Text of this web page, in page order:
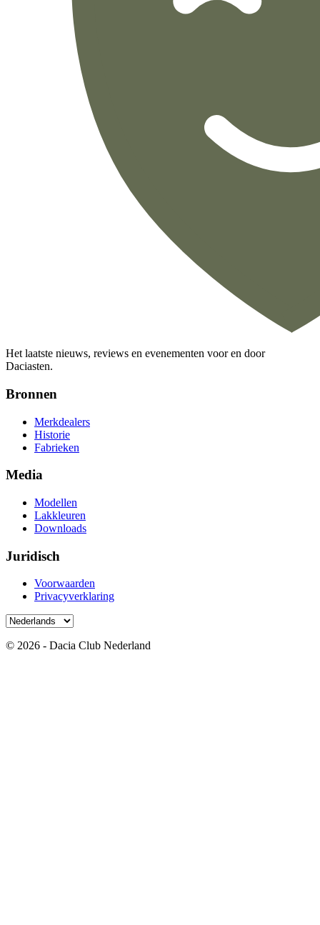
Het laatste nieuws, reviews en evenementen voor en door
Daciasten.
Bronnen
Merkdealers
Historie
Fabrieken
Media
Modellen
Lakkleuren
Downloads
Juridisch
Voorwaarden
Privacyverklaring
© 2026 - Dacia Club Nederland